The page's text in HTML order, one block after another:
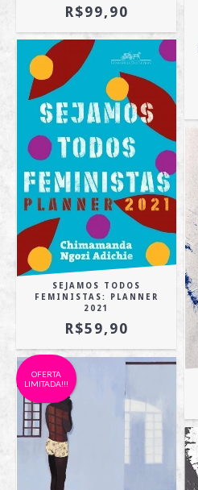
R$99,90
SEJAMOS TODOS
FEMINISTAS: PLANNER
2021
R$59,90
OFERTA
LIMITADA!!!